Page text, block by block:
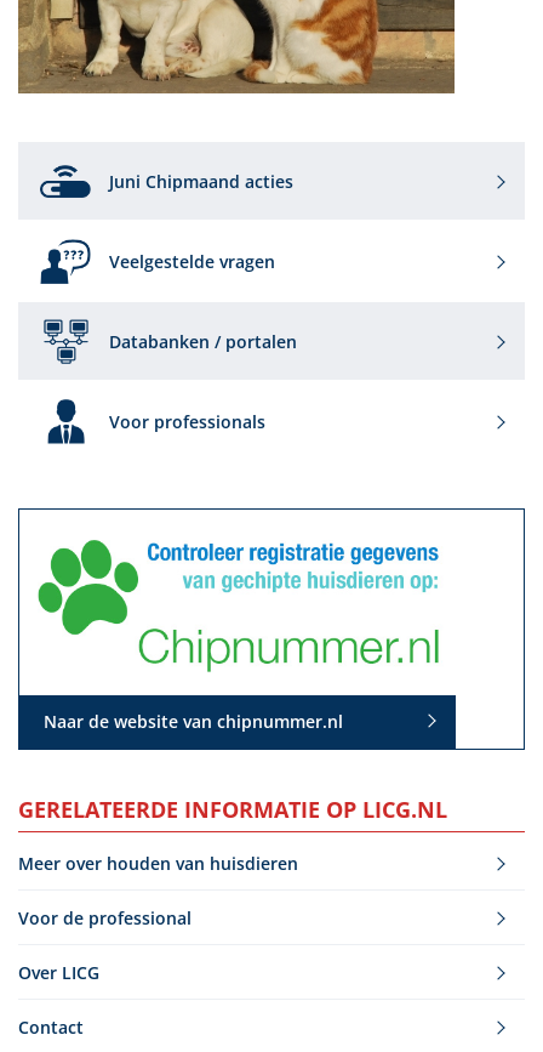
Juni Chipmaand acties
Veelgestelde vragen
Databanken / portalen
Voor professionals
Naar de website van chipnummer.nl
GERELATEERDE INFORMATIE OP LICG.NL
Meer over houden van huisdieren
Voor de professional
Over LICG
Contact